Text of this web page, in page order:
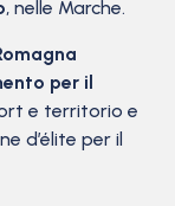
, nelle Marche.
per il
e territorio e
d’élite per il